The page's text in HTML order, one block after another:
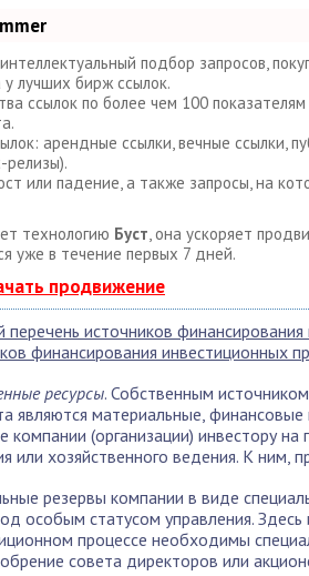
подбор запросов,
лучших бирж ссылок.
ссылок по более чем 100
арендные ссылки, вечные ссылки,
релизы).
или падение, а также запросы, на
технологию Буст, она ускоряет
уже в течение первых 7 дней.
продвижение
источников
финансирования инвестиционных
ресурсы. Собственным
являются материальные, финансовые
(организации) инвестору на
или хозяйственного ведения. К ним,
резервы компании в виде
особым статусом управления.
процессе необходимы
совета директоров или